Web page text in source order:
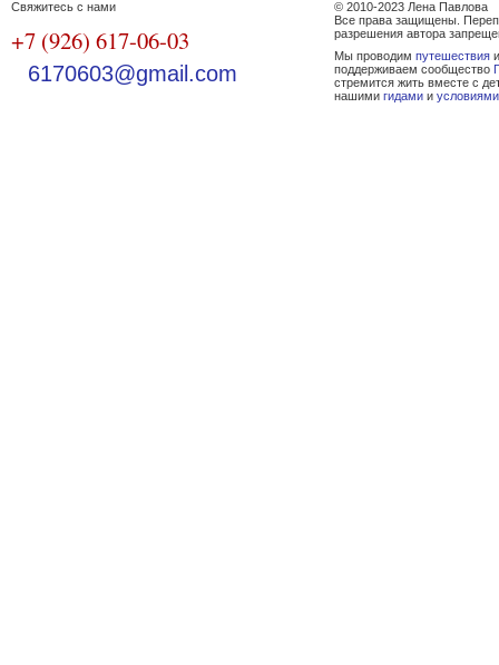
Свяжитесь с нами
+7 (926) 617-06-03
6170603@gmail.com
© 2010-2023 Лена Павлова
Все права защищены.
разрешения автора
Мы проводим путешествия
поддерживаем сообщество
стремится жить вместе с
нашими гидами и условиями